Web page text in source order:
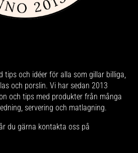
tips och idéer för alla som gillar billiga,
och porslin. Vi har sedan 2013
och tips med produkter från många
servering och matlagning.
du gärna kontakta oss på